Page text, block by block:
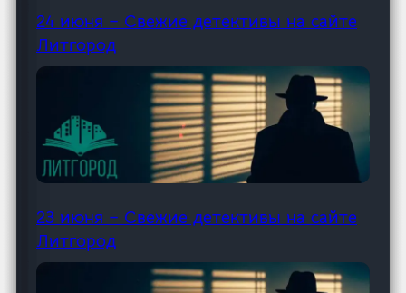
24 июня – Свежие детективы на сайте
Литгород
23 июня – Свежие детективы на сайте
Литгород